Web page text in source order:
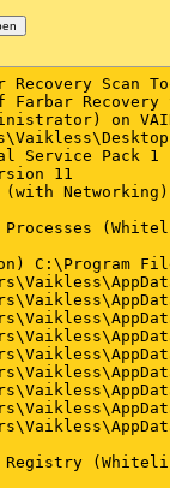
Scan
Farbar
on
Service Pack 1
11
(with Networking)
Processes
C:\Program
Registry